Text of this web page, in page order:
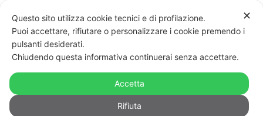
Stranizza d’amuri, un film per un
pubblico eterosessuale
✕
Questo sito utilizza cookie tecnici e di profilazione.
Puoi accettare, rifiutare o personalizzare i cookie premendo i
pulsanti desiderati.
Chiudendo questa informativa continuerai senza accettare.
Accetta
Rifiuta